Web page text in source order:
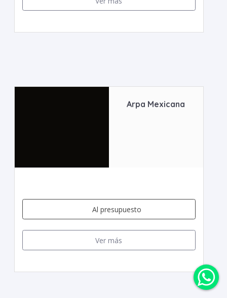
Arpa Mexicana
Al presupuesto
Ver más